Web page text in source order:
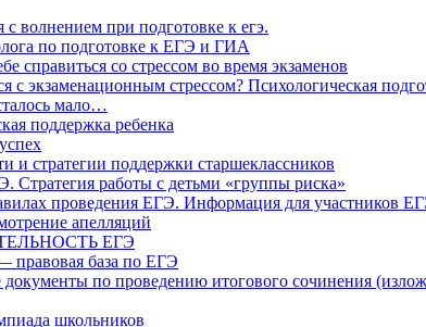
с волнением при подготовке к егэ.
по подготовке к ЕГЭ и ГИА
справиться со стрессом во время экзаменов
с экзаменационным стрессом? Психологическая
мало…
поддержка ребенка
и стратегии поддержки старшеклассников
Стратегия работы с детьми «группы риска»
проведения ЕГЭ. Информация для участников
апелляций
ЕГЭ
правовая база по ЕГЭ
по проведению итогового сочинения
школьников